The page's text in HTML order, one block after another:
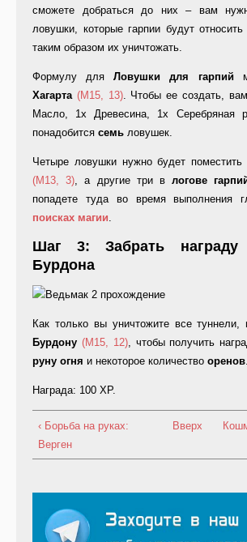
сможете добраться до них – вам
ловушки, которые гарпии будут
таким образом их уничтожать.
Формулу дляЛовушки для гарпий
Хагарта (M15, 13). Чтобы ее создать,
Масло, 1х Древесина, 1х Серебряная
понадобится семь ловушек.
Четыре ловушки нужно будет поместить
(M13, 3), а другие три влогове
попадете туда во время выполнения
поисках магии.
Шаг 3: Забрать
Бурдона
Как только вы уничтожите все туннели,
Бурдону (M15, 12), чтобы получить
руну огня и некоторое количество оренов.
Награда: 100 XP.
‹ Борьба на руках:
Верген
Вверх